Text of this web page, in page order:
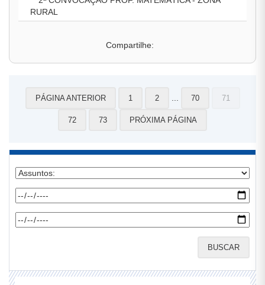
RURAL
Compartilhe:
PÁGINA ANTERIOR 1 2 70 71
72 73 PRÓXIMA PÁGINA
BUSCAR